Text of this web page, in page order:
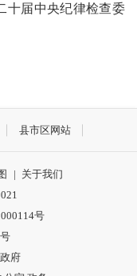
届中央纪律检查委
县市区网站
| 关于我们
号
府